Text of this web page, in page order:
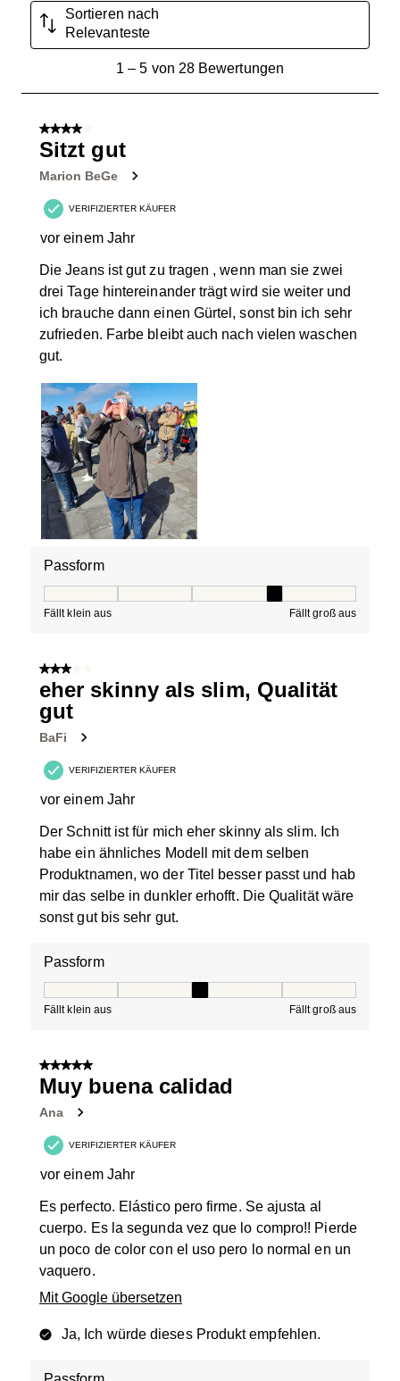
Sortieren nach
Relevanteste
von
Bewertungen.
1 – 5 von 28 Bewertungen
4 von 5 Sternen.
Sitzt gut
Marion BeGe
VERIFIZIERTER KÄUFER
vor einem Jahr
Die Jeans ist gut zu tragen , wenn man sie zwei
drei Tage hintereinander trägt wird sie weiter und
ich brauche dann einen Gürtel, sonst bin ich sehr
zufrieden. Farbe bleibt auch nach vielen waschen
gut.
Passform
Fällt klein aus Fällt groß aus
3 von 5 Sternen.
eher skinny als slim, Qualität
gut
BaFi
VERIFIZIERTER KÄUFER
vor einem Jahr
Der Schnitt ist für mich eher skinny als slim. Ich
habe ein ähnliches Modell mit dem selben
Produktnamen, wo der Titel besser passt und hab
mir das selbe in dunkler erhofft. Die Qualität wäre
sonst gut bis sehr gut.
Passform
Fällt klein aus Fällt groß aus
5 von 5 Sternen.
Muy buena calidad
Ana
VERIFIZIERTER KÄUFER
vor einem Jahr
Es perfecto. Elástico pero firme. Se ajusta al
cuerpo. Es la segunda vez que lo compro!! Pierde
un poco de color con el uso pero lo normal en un
vaquero.
Mit Google übersetzen
Ja, Ich würde dieses Produkt empfehlen.